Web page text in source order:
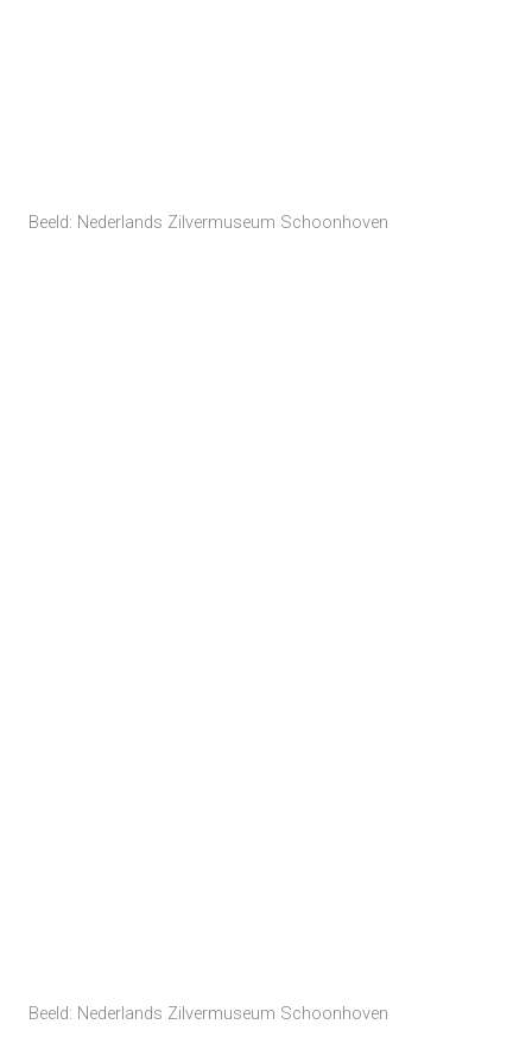
Beeld: Nederlands Zilvermuseum Schoonhoven
Beeld: Nederlands Zilvermuseum Schoonhoven